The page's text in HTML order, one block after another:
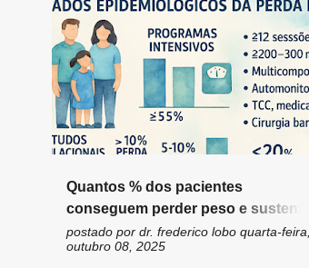
n
Quantos % dos pacientes
conseguem perder peso e sustentar
essa perda de peso ?
postado por dr. frederico lobo quarta-feira,
outubro 08, 2025